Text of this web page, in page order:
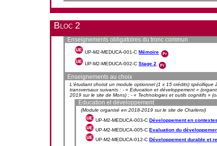
Bloc 2
Enseignements obligatoires du tronc commun
UP-M2-MEDUCA-001-CMémoire
UP-M2-MEDUCA-002-CStage 2
Enseignements au choix
L'étudiant choisit un module optionnel (1 x 15 crédits)
transversaux suivants : - « Education et développement »
2019 sur le site de Mons) ; - « Technologies et outils cognitifs »
Education et développement
(Module organisé en 2018-2019 sur le site de Charleroi)
UP-M2-MEDUCA-003-CDéveloppement en
UP-M2-MEDUCA-005-CEvaluation du
UP-M2-MEDUCA-012-CDéveloppement durable et